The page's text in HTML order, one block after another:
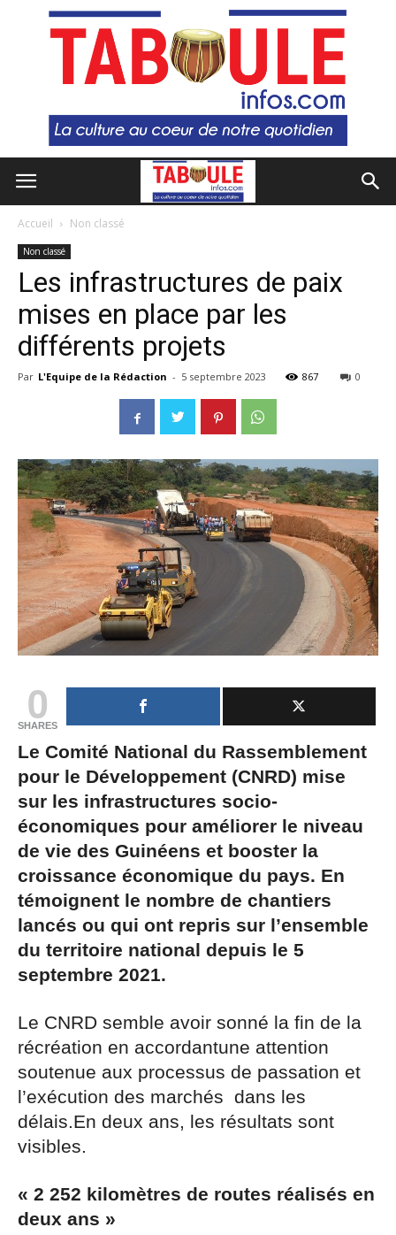
Accueil Non classé
Non classé
Les infrastructures de paix
mises en place par les
différents projets
Par L'Equipe de la Rédaction - 5 septembre 2023 867 0
0
SHARES
Le Comité National du Rassemblement
pour le Développement (CNRD) mise
sur les infrastructures socio-
économiques pour améliorer le niveau
de vie des Guinéens et booster la
croissance économique du pays. En
témoignent le nombre de chantiers
lancés ou qui ont repris sur l’ensemble
du territoire national depuis le 5
septembre 2021.
Le CNRD semble avoir sonné la fin de la
récréation en accordantune attention
soutenue aux processus de passation et
l’exécution des marchés dans les
délais.En deux ans, les résultats sont
visibles.
« 2 252 kilomètres de routes réalisés en
deux ans »